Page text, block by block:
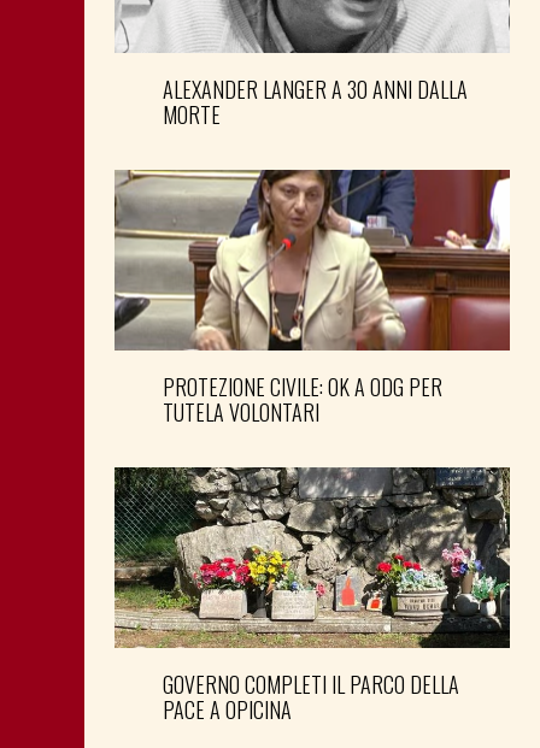
ALEXANDER LANGER A 30 ANNI DALLA
MORTE
PROTEZIONE CIVILE: OK A ODG PER
TUTELA VOLONTARI
GOVERNO COMPLETI IL PARCO DELLA
PACE A OPICINA